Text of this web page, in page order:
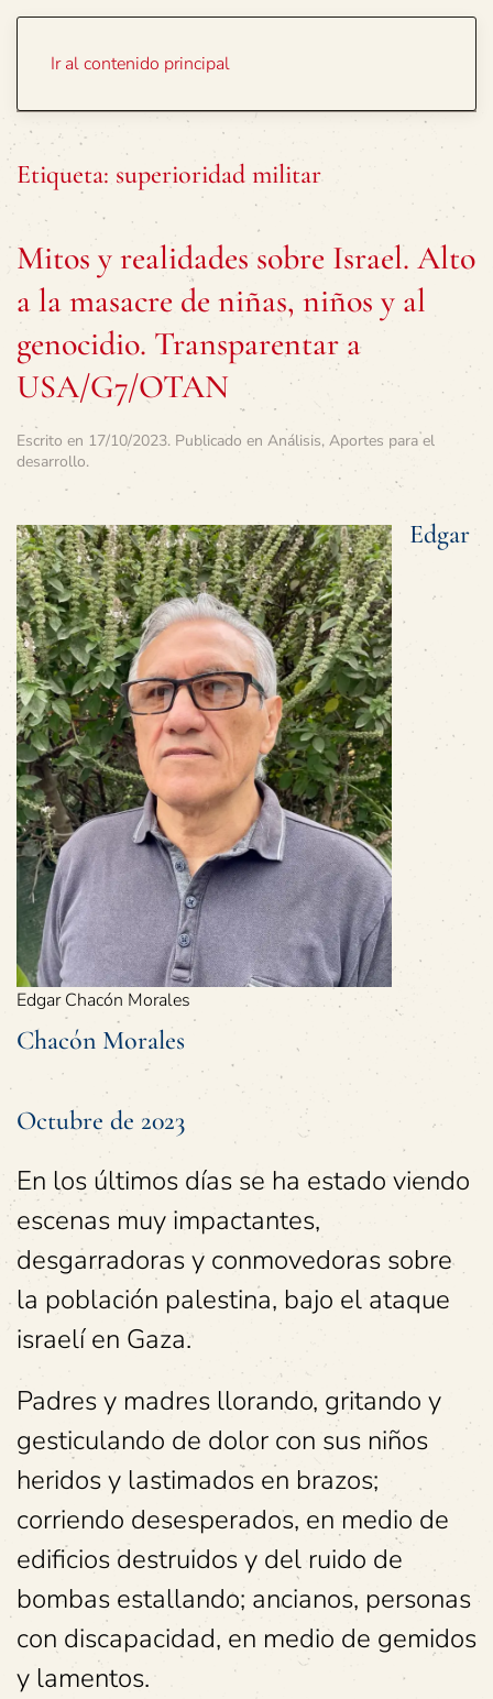
Ir al contenido principal
Etiqueta: superioridad militar
Mitos y realidades sobre Israel. Alto
a la masacre de niñas, niños y al
genocidio. Transparentar a
USA/G7/OTAN
Escrito en 17/10/2023. Publicado en Análisis, Aportes para el
desarrollo.
Edgar Chacón Morales
Edgar
Chacón Morales
Octubre de 2023
En los últimos días se ha estado viendo
escenas muy impactantes,
desgarradoras y conmovedoras sobre
la población palestina, bajo el ataque
israelí en Gaza.
Padres y madres llorando, gritando y
gesticulando de dolor con sus niños
heridos y lastimados en brazos;
corriendo desesperados, en medio de
edificios destruidos y del ruido de
bombas estallando; ancianos, personas
con discapacidad, en medio de gemidos
y lamentos.